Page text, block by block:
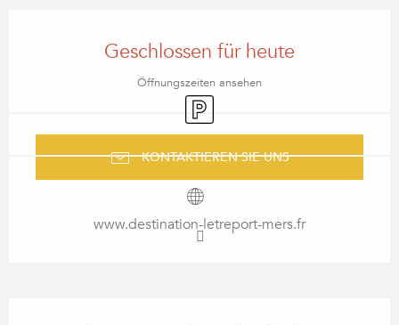
Geschlossen für heute
Öffnungszeiten ansehen
Parkplatz
KONTAKTIEREN SIE UNS
www.destination-letreport-mers.fr